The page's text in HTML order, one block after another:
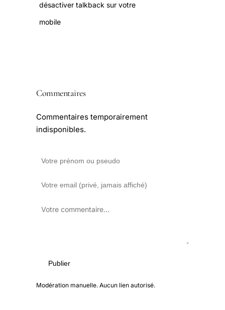
désactiver talkback sur votre
mobile
Commentaires
Commentaires temporairement
indisponibles.
Publier
Modération manuelle. Aucun lien autorisé.